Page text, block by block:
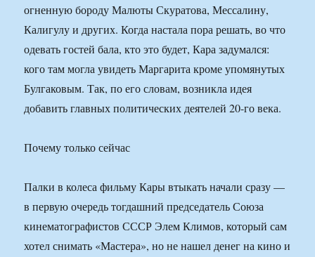
огненную бороду Малюты Скуратова, Мессалину,
Калигулу и других. Когда настала пора решать, во что
одевать гостей бала, кто это будет, Кара задумался:
кого там могла увидеть Маргарита кроме упомянутых
Булгаковым. Так, по его словам, возникла идея
добавить главных политических деятелей 20-го века.
Почему только сейчас
Палки в колеса фильму Кары втыкать начали сразу —
в первую очередь тогдашний председатель Союза
кинематографистов СССР Элем Климов, который сам
хотел снимать «Мастера», но не нашел денег на кино и